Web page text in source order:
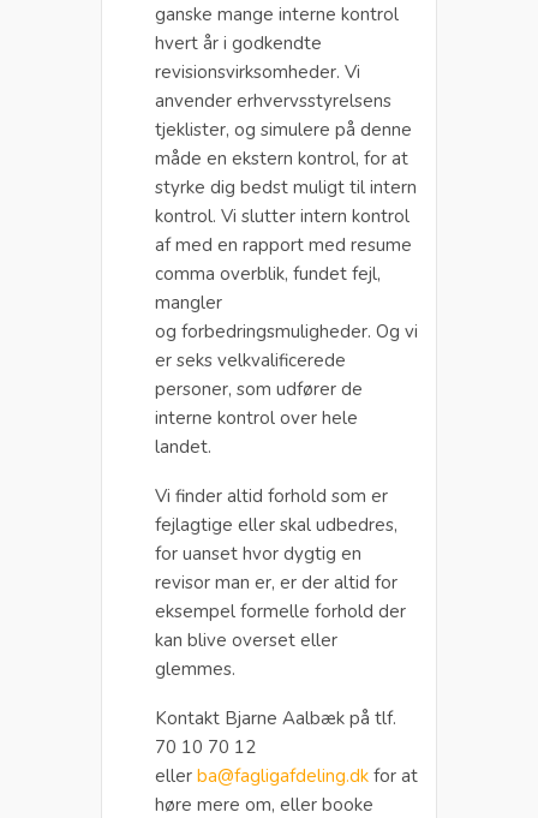
ganske mange interne kontrol
hvert år i godkendte
revisionsvirksomheder. Vi
anvender erhvervsstyrelsens
tjeklister, og simulere på denne
måde en ekstern kontrol, for at
styrke dig bedst muligt til intern
kontrol. Vi slutter intern kontrol
af med en rapport med resume
comma overblik, fundet fejl,
mangler
og forbedringsmuligheder. Og vi
er seks velkvalificerede
personer, som udfører de
interne kontrol over hele
landet.
Vi finder altid forhold som er
fejlagtige eller skal udbedres,
for uanset hvor dygtig en
revisor man er, er der altid for
eksempel formelle forhold der
kan blive overset eller
glemmes.
Kontakt Bjarne Aalbæk på tlf.
70 10 70 12
eller ba@fagligafdeling.dk for at
høre mere om, eller booke